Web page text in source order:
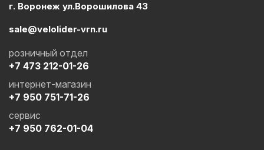
г. Воронеж ул.Ворошилова 43
sale@velolider-vrn.ru
+7 473 212-01-26
розничный отдел
+7 950 751-71-26
интернет-магазин
+7 950 762-01-04
сервис